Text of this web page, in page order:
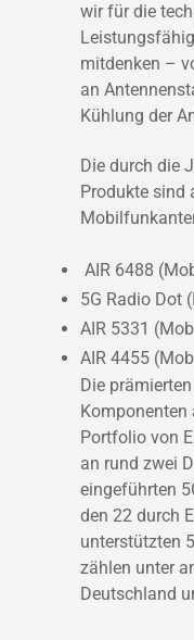
wir für die
mitdenken –
an
Kühlung der
Die durch die
Produkte sind
AIR 6488
5G Radio Dot
AIR 5331
AIR 4455
Die
Komponenten
Portfolio von
an rund zwei
eingeführten
den 22 durch
unterstützten
zählen unter
Deutschland